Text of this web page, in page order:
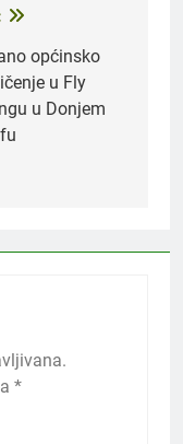
općinsko
u Fly
u Donjem
*